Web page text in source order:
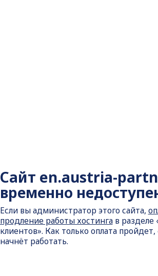
Сайт en.austria-
временно
Если вы администратор этого сайта,
продление работы хостингав разделе
клиентов». Как только оплата пройдет,
начнёт работать.